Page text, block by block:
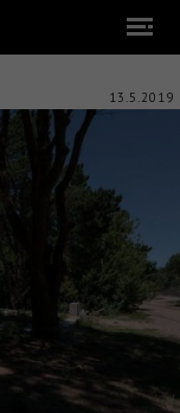
13.5.2019